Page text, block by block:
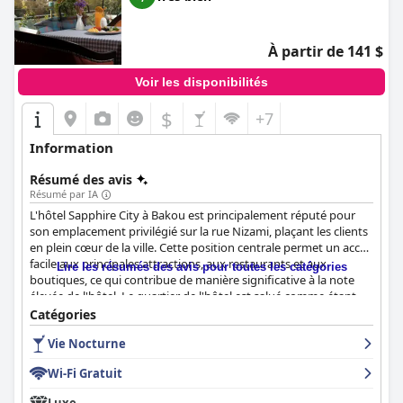
À partir de 141 $
Voir les disponibilités
$ +7
Information
Résumé des avis
Résumé par IA
L'hôtel Sapphire City à Bakou est principalement réputé pour
son emplacement privilégié sur la rue Nizami, plaçant les clients
en plein cœur de la ville. Cette position centrale permet un accès
facile aux principales attractions, aux restaurants et aux
boutiques, ce qui contribue de manière significative à la note
élevée de l'hôtel. Le quartier de l'hôtel est salué comme étant
magnifique et son emplacement stratégique le rend idéal pour
les touristes souhaitant explorer la ville.
offres délicieuses et variées, particulièrement apprécié pour son
emplacement sur le toit avec vue sur la ville. L'ambiance,
Lire les résumés des avis pour toutes les catégories
Catégories
Vie Nocturne
Wi-Fi Gratuit